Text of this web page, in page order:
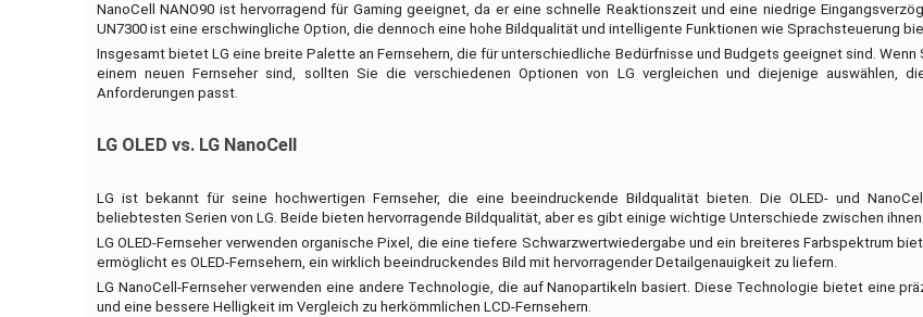
NanoCell NANO90 ist hervorragend für Gaming geeignet, da er eine schnelle Reaktionszeit und eine niedrige
UN7300 ist eine erschwingliche Option, die dennoch eine hohe Bildqualität und intelligente Funktionen wie Sprachsteuerung
Insgesamt bietet LG eine breite Palette an Fernsehern, die für unterschiedliche Bedürfnisse und Budgets geeignet sind. Wenn
einem neuen Fernseher sind, sollten Sie die verschiedenen Optionen von LG vergleichen und diejenige auswählen,
Anforderungen passt.
LG OLED vs. LG NanoCell
LG ist bekannt für seine hochwertigen Fernseher, die eine beeindruckende Bildqualität bieten. Die OLED- und
beliebtesten Serien von LG. Beide bieten hervorragende Bildqualität, aber es gibt einige wichtige Unterschiede zwischen ihnen.
LG OLED-Fernseher verwenden organische Pixel, die eine tiefere Schwarzwertwiedergabe und ein breiteres Farbspektrum
ermöglicht es OLED-Fernsehern, ein wirklich beeindruckendes Bild mit hervorragender Detailgenauigkeit zu liefern.
LG NanoCell-Fernseher verwenden eine andere Technologie, die auf Nanopartikeln basiert. Diese Technologie bietet eine
und eine bessere Helligkeit im Vergleich zu herkömmlichen LCD-Fernsehern.